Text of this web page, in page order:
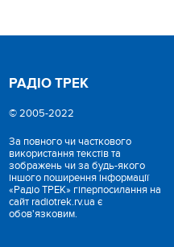
РАДІО ТРЕК
© 2005-2022
За повного чи часткового
використання текстів та
зображень чи за будь-якого
іншого поширення інформації
«Радіо ТРЕК» гіперпосилання на
сайт radiotrek.rv.ua є
обов'язковим.